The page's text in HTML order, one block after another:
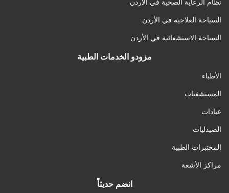
نظام الرعاية الصحية في الأردن
السياحة العلاجية في الأردن
السياحة الاستشفائية في الأردن
مزودو الخدمات الطبية
الأطباء
المستشفيات
عيادات
الصيدليات
المختبرات الطبية
مراكز الأشعة
انضم حديثاً